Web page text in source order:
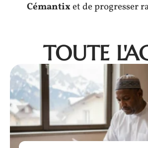
Cémantixet de progresser
TOUTE